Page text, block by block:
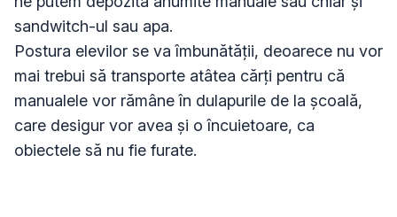
sandwitch-ul sau apa.
Postura elevilor se va îmbunătății, deoarece nu vor
mai trebui să transporte atâtea cărți pentru că
manualele vor rămâne în dulapurile de la școală,
care desigur vor avea și o încuietoare, ca
obiectele să nu fie furate.